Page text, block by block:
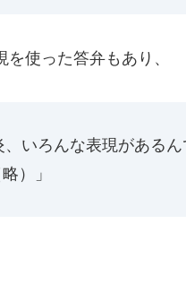
使った答弁もあり、
、いろんな表現があるん
）」